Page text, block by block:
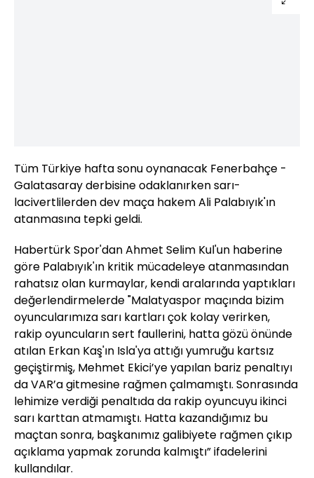
Tüm Türkiye hafta sonu oynanacak Fenerbahçe -
Galatasaray derbisine odaklanırken sarı-
lacivertlilerden dev maça hakem Ali Palabıyık'ın
atanmasına tepki geldi.
Habertürk Spor'dan Ahmet Selim Kul'un haberine
göre Palabıyık'ın kritik mücadeleye atanmasından
rahatsız olan kurmaylar, kendi aralarında yaptıkları
değerlendirmelerde "Malatyaspor maçında bizim
oyuncularımıza sarı kartları çok kolay verirken,
rakip oyuncuların sert faullerini, hatta gözü önünde
atılan Erkan Kaş'ın Isla'ya attığı yumruğu kartsız
geçiştirmiş, Mehmet Ekici’ye yapılan bariz penaltıyı
da VAR’a gitmesine rağmen çalmamıştı. Sonrasında
lehimize verdiği penaltıda da rakip oyuncuyu ikinci
sarı karttan atmamıştı. Hatta kazandığımız bu
maçtan sonra, başkanımız galibiyete rağmen çıkıp
açıklama yapmak zorunda kalmıştı” ifadelerini
kullandılar.